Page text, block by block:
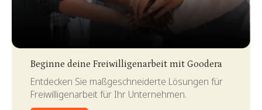
Beginne deine Freiwilligenarbeit mit Goodera
Entdecken Sie maßgeschneiderte Lösungen für
Freiwilligenarbeit für Ihr Unternehmen.